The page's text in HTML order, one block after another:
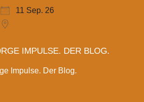
11 Sep. 26
IMPULSE. DER BLOG.